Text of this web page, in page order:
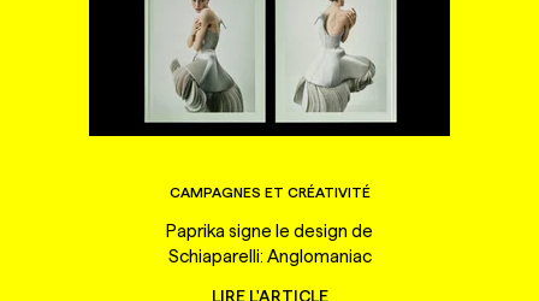
CAMPAGNES ET CRÉATIVITÉ
Paprika signe le design de
Schiaparelli: Anglomaniac
LIRE L'ARTICLE